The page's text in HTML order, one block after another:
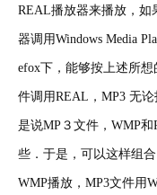
REAL播放器来播放，如
器调用Windows Media
efox下，能够按上述所
件调用REAL，MP3 无
是说MP３文件，WMP
些．于是，可以这样组
WMP播放，MP3文件用